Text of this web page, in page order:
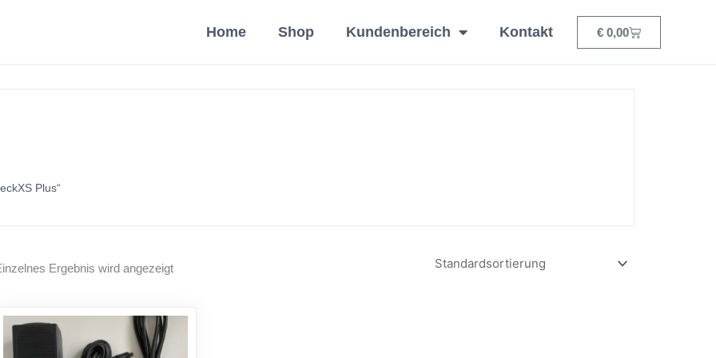
Home Shop Kundenbereich Kontakt € 0,00Warenkorb
Plus“
Ergebnis wird angezeigt